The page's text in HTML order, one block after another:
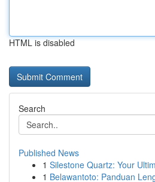
HTML is disabled
Search
Published News
1 Silestone Quartz: Your
1 Belawantoto: Panduan